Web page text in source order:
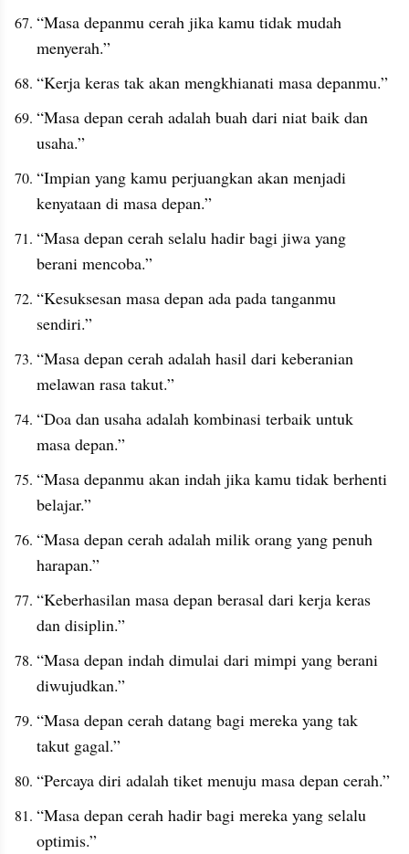
“Masa depanmu cerah jika kamu tidak mudah
menyerah.”
“Kerja keras tak akan mengkhianati masa depanmu.”
“Masa depan cerah adalah buah dari niat baik dan
usaha.”
“Impian yang kamu perjuangkan akan menjadi
kenyataan di masa depan.”
“Masa depan cerah selalu hadir bagi jiwa yang
berani mencoba.”
“Kesuksesan masa depan ada pada tanganmu
sendiri.”
“Masa depan cerah adalah hasil dari keberanian
melawan rasa takut.”
“Doa dan usaha adalah kombinasi terbaik untuk
masa depan.”
“Masa depanmu akan indah jika kamu tidak berhenti
belajar.”
“Masa depan cerah adalah milik orang yang penuh
harapan.”
“Keberhasilan masa depan berasal dari kerja keras
dan disiplin.”
“Masa depan indah dimulai dari mimpi yang berani
diwujudkan.”
“Masa depan cerah datang bagi mereka yang tak
takut gagal.”
“Percaya diri adalah tiket menuju masa depan cerah.”
“Masa depan cerah hadir bagi mereka yang selalu
optimis.”